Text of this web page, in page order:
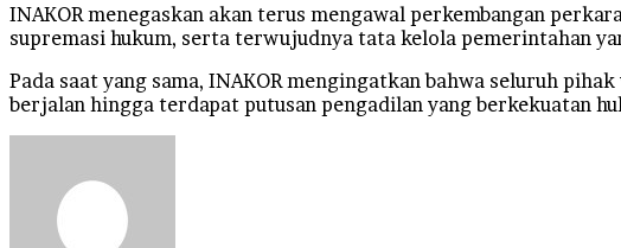
INAKOR menegaskan akan terus mengawal perkembangan
supremasi hukum, serta terwujudnya tata kelola pemerintahan
Pada saat yang sama, INAKOR mengingatkan bahwa seluruh
berjalan hingga terdapat putusan pengadilan yang berkekuatan